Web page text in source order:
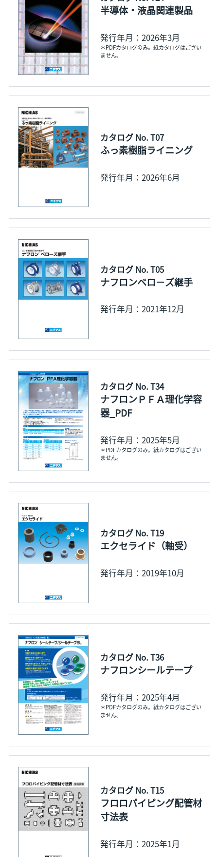
半導体・液晶関連製品
発行年月：2026年3月
＊PDFカタログのみ。紙カタログはござい
ません。
カタログ No. T07
ふっ素樹脂ライニング
発行年月：2026年6月
カタログ No. T05
ナフロンベロ－ズ継手
発行年月：2021年12月
カタログ No. T34
ナフロンＰＦＡ理化学容
器_PDF
発行年月：2025年5月
＊PDFカタログのみ。紙カタログはござい
ません。
カタログ No. T19
エクセライド（軸受）
発行年月：2019年10月
カタログ No. T36
ナフロンシールテープ
発行年月：2025年4月
＊PDFカタログのみ。紙カタログはござい
ません。
カタログ No. T15
フロロパイピング配管材
寸法表
発行年月：2025年1月